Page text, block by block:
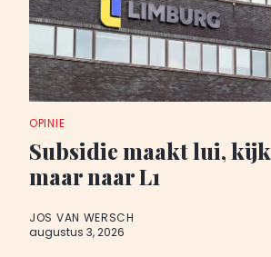
OPINIE
Subsidie maakt lui, kijk
maar naar L1
JOS VAN WERSCH
augustus 3, 2026